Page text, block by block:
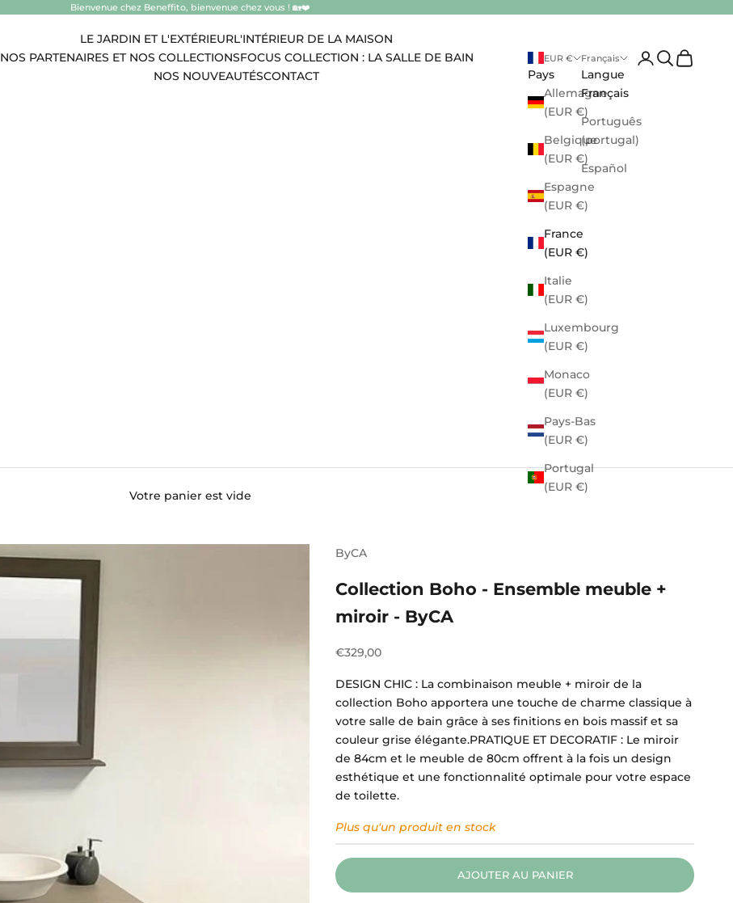
Bienvenue chez Beneffito, bienvenue chez vous ! 🏡❤️
LE JARDIN ET L'EXTÉRIEURL'INTÉRIEUR DE LA MAISON
NOS PARTENAIRES ET NOS COLLECTIONSFOCUS COLLECTION : LA SALLE DE BAIN
NOS NOUVEAUTÉSCONTACT
EUR €
Pays
Allemagne
(EUR €)
Belgique
(EUR €)
Espagne
(EUR €)
France
(EUR €)
Italie
(EUR €)
Luxembourg
(EUR €)
Monaco
(EUR €)
Pays-Bas
(EUR €)
Portugal
(EUR €)
Français
Langue
Français
Português
(portugal)
Español
Ouvrir le
Ouvrir la
Voir le
Votre panier est vide
ByCA
Collection Boho - Ensemble meuble +
miroir - ByCA
Prix de vente
€329,00
DESIGN CHIC : La combinaison meuble + miroir de la
collection Boho apportera une touche de charme classique à
votre salle de bain grâce à ses finitions en bois massif et sa
couleur grise élégante.PRATIQUE ET DECORATIF : Le miroir
de 84cm et le meuble de 80cm offrent à la fois un design
esthétique et une fonctionnalité optimale pour votre espace
de toilette.
Plus qu'un produit en stock
AJOUTER AU PANIER